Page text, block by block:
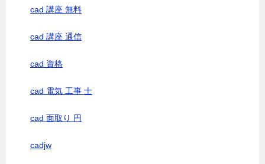
cad 講座 無料
cad 講座 通信
cad 資格
cad 電気 工事 士
cad 面取り 円
cadjw